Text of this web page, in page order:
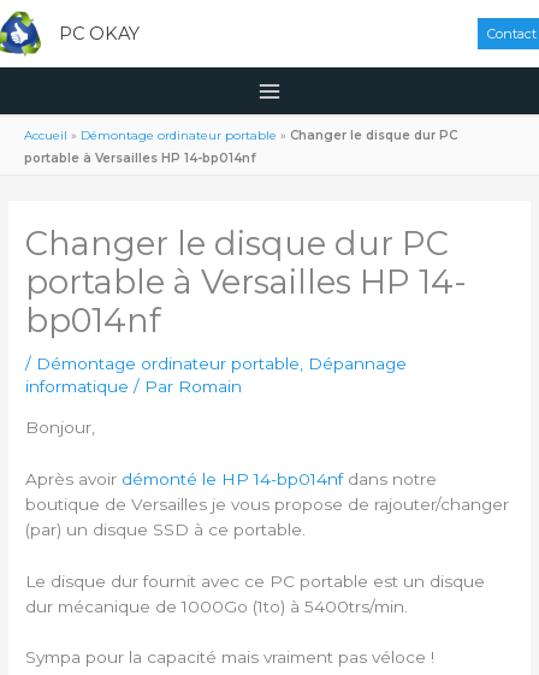
PC OKAY Contact
Accueil » Démontage ordinateur portable » Changer le disque dur PC
portable à Versailles HP 14-bp014nf
Changer le disque dur PC
portable à Versailles HP 14-
bp014nf
/ Démontage ordinateur portable
Dépannage
informatique / Par Romain
Bonjour,
Après avoir démonté le HP 14-bp014nfdans notre
boutique de Versailles je vous propose de rajouter/changer
(par) un disque SSD à ce portable.
Le disque dur fournit avec ce PC portable est un disque
dur mécanique de 1000Go (1to) à 5400trs/min.
Sympa pour la capacité mais vraiment pas véloce !